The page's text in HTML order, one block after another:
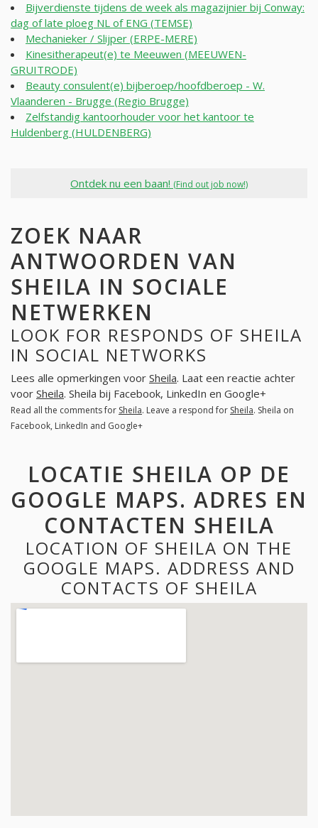
Bijverdienste tijdens de week als magazijnier bij Conway:
dag of late ploeg NL of ENG (TEMSE)
Mechanieker / Slijper (ERPE-MERE)
Kinesitherapeut(e) te Meeuwen (MEEUWEN-
GRUITRODE)
Beauty consulent(e) bijberoep/hoofdberoep - W.
Vlaanderen - Brugge (Regio Brugge)
Zelfstandig kantoorhouder voor het kantoor te
Huldenberg (HULDENBERG)
Ontdek nu een baan! (Find out job now!)
ZOEK NAAR
ANTWOORDEN VAN
SHEILA IN SOCIALE
NETWERKEN
LOOK FOR RESPONDS OF SHEILA
IN SOCIAL NETWORKS
Lees alle opmerkingen voor Sheila. Laat een reactie achter
voor Sheila. Sheila bij Facebook, LinkedIn en Google+
Read all the comments for Sheila. Leave a respond for Sheila. Sheila on
Facebook, LinkedIn and Google+
LOCATIE SHEILA OP DE
GOOGLE MAPS. ADRES EN
CONTACTEN SHEILA
LOCATION OF SHEILA ON THE
GOOGLE MAPS. ADDRESS AND
CONTACTS OF SHEILA